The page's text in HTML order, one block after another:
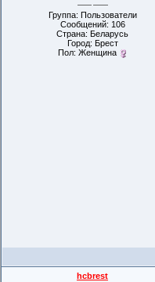
Группа: Пользователи
Сообщений: 106
Страна: Беларусь
Город: Брест
Пол: Женщина
hcbrest